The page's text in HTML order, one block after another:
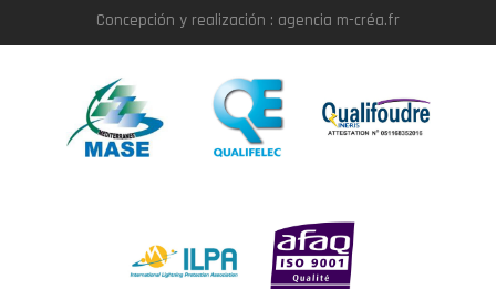
Concepción y realización : agencia m-créa.fr